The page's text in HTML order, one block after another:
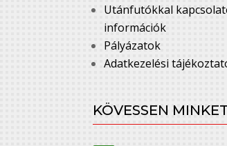
Utánfutókkal
információk
Pályázatok
Adatkezelési
KÖVESSEN